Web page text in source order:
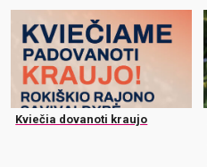
Kviečia dovanoti kraujo